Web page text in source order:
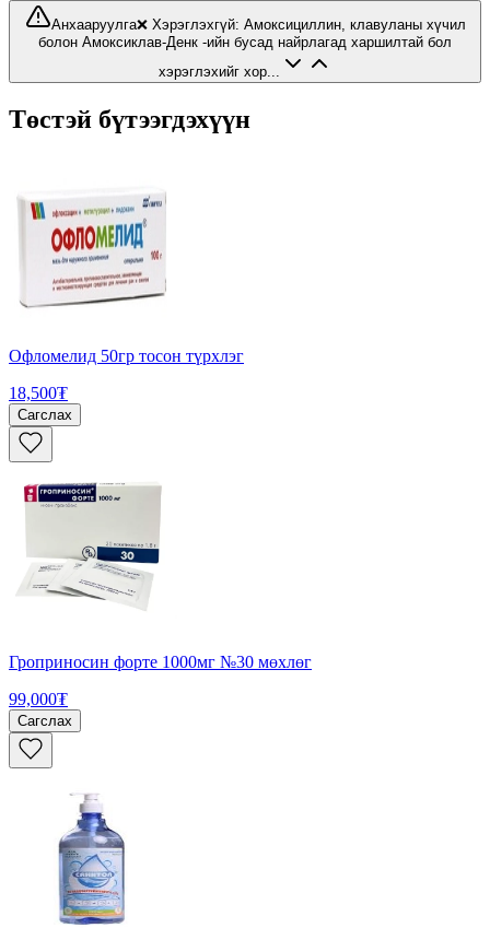
Анхааруулга❌ Хэрэглэхгүй: Амоксициллин, клавуланы хүчил
болон Амоксиклав-Денк -ийн бусад найрлагад харшилтай бол
хэрэглэхийг хор...
Төстэй бүтээгдэхүүн
Офломелид 50гр тосон түрхлэг
18,500₮
Сагслах
Гроприносин форте 1000мг №30 мөхлөг
99,000₮
Сагслах